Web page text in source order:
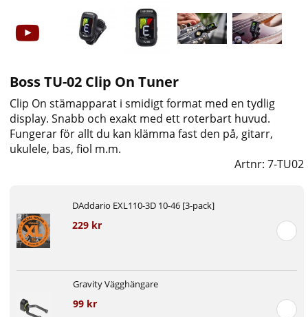
Boss TU-02 Clip On Tuner
Clip On stämapparat i smidigt format med en tydlig
display. Snabb och exakt med ett roterbart huvud.
Fungerar för allt du kan klämma fast den på, gitarr,
ukulele, bas, fiol m.m.
Artnr:7-TU02
DAddario EXL110-3D 10-46 [3-pack]
229 kr
Gravity Vägghängare
99 kr